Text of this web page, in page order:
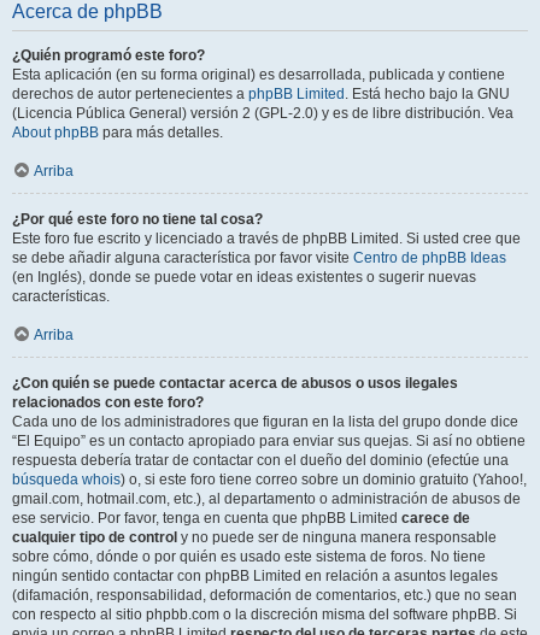
Acerca de phpBB
¿Quién programó este foro?
Esta aplicación (en su forma original) es desarrollada, publicada y contiene
derechos de autor pertenecientes a phpBB Limited . Está hecho bajo la GNU
(Licencia Pública General) versión 2 (GPL-2.0) y es de libre distribución. Vea
About phpBB para más detalles.
Arriba
¿Por qué este foro no tiene tal cosa?
Este foro fue escrito y licenciado a través de phpBB Limited. Si usted cree que
se debe añadir alguna característica por favor visite Centro de phpBB Ideas
(en Inglés), donde se puede votar en ideas existentes o sugerir nuevas
características.
Arriba
¿Con quién se puede contactar acerca de abusos o usos ilegales
relacionados con este foro?
Cada uno de los administradores que figuran en la lista del grupo donde dice
“El Equipo” es un contacto apropiado para enviar sus quejas. Si así no obtiene
respuesta debería tratar de contactar con el dueño del dominio (efectúe una
búsqueda whois) o, si este foro tiene correo sobre un dominio gratuito (Yahoo!,
gmail.com, hotmail.com, etc.), al departamento o administración de abusos de
ese servicio. Por favor, tenga en cuenta que phpBB Limited carece de
cualquier tipo de control y no puede ser de ninguna manera responsable
sobre cómo, dónde o por quién es usado este sistema de foros. No tiene
ningún sentido contactar con phpBB Limited en relación a asuntos legales
(difamación, responsabilidad, deformación de comentarios, etc.) que no sean
con respecto al sitio phpbb.com o la discreción misma del software phpBB. Si